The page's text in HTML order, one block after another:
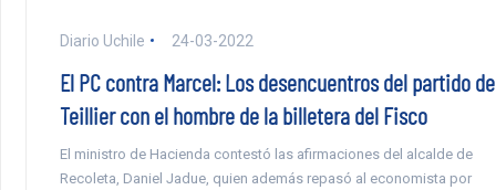
Diario Uchile 24-03-2022
El PC contra Marcel: Los desencuentros del partido de
Teillier con el hombre de la billetera del Fisco
El ministro de Hacienda contestó las afirmaciones del alcalde de
Recoleta, Daniel Jadue, quien además repasó al economista por